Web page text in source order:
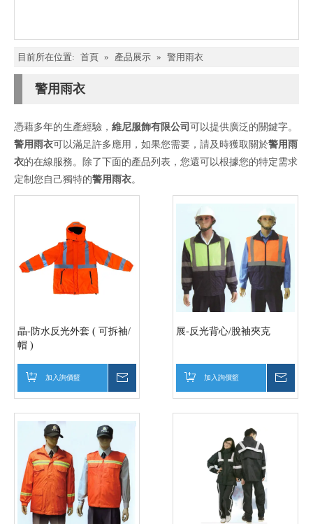
目前所在位置: 首頁 » 產品展示 » 警用雨衣
警用雨衣
憑藉多年的生產經驗， 維尼服飾有限公司 可以提供廣泛的關鍵字。
警用雨衣可以滿足許多應用，如果您需要，請及時獲取關於警用雨
衣的在線服務。除了下面的產品列表，您還可以根據您的特定需求
定制您自己獨特的警用雨衣。
晶-防水反光外套 ( 可拆袖/
帽 )
加入詢價籃
展-反光背心/脫袖夾克
加入詢價籃